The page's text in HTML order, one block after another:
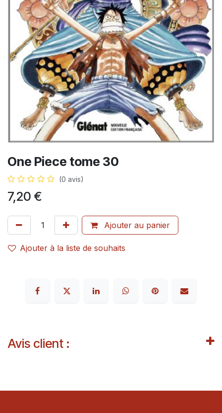
One Piece tome 30
(0 avis)
7,20 €
Ajouter au panier
Ajouter à la liste de souhaits
Avis client :